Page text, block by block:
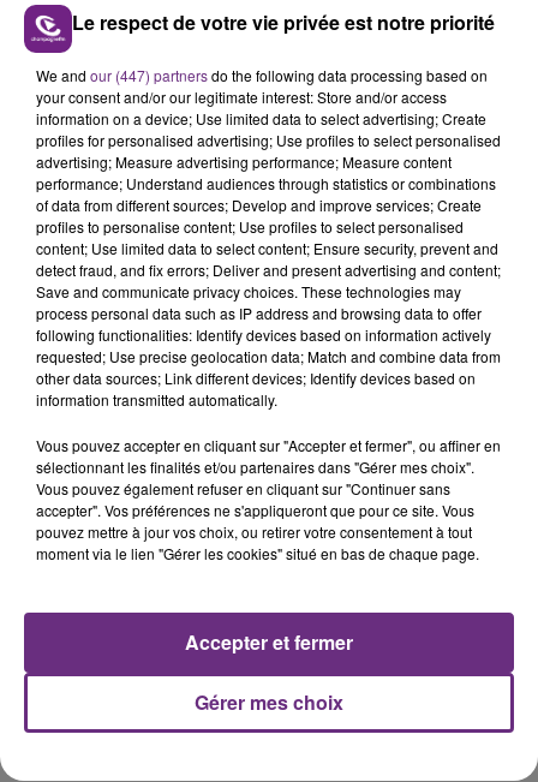
LA CENTRALE NUCLÉAIRE DE CHOOZ
TOUJOURS À L'ARRÊT
Cela fait déjà une semaine que la centrale
nucléaire ardennaise est à l'arrêt. Une situation
justifiée par la sécheresse intense qui est toujours
présente.
LE MAGASIN JOUÉCLUB DE REIMS FERME
SES PORTES
C'était l'une des institutions du centre-ville
rémois. Le magasin JouéClub est contraint de
fermer ses portes.
TITRES DIFFUSÉS
13h49
13h49 13h46
13h46
Le respect de votre vie privée est notre priorité
We and our (447) partnersdo the following data processing based on
your consent and/or our legitimate interest: Store and/or access
information on a device; Use limited data to select advertising; Create
profiles for personalised advertising; Use profiles to select personalised
advertising; Measure advertising performance; Measure content
performance; Understand audiences through statistics or combinations
of data from different sources; Develop and improve services; Create
profiles to personalise content; Use profiles to select personalised
content; Use limited data to select content; Ensure security, prevent and
detect fraud, and fix errors; Deliver and present advertising and content;
Save and communicate privacy choices. These technologies may
process personal data such as IP address and browsing data to offer
following functionalities: Identify devices based on information actively
requested; Use precise geolocation data; Match and combine data from
other data sources; Link different devices; Identify devices based on
information transmitted automatically.
Vous pouvez accepter en cliquant sur "Accepter et fermer", ou affiner en
sélectionnant les finalités et/ou partenaires dans "Gérer mes choix".
Vous pouvez également refuser en cliquant sur "Continuer sans
accepter". Vos préférences ne s'appliqueront que pour ce site. Vous
pouvez mettre à jour vos choix, ou retirer votre consentement à tout
moment via le lien "Gérer les cookies" situé en bas de chaque page.
Gérer mes choix
Accepter et fermer